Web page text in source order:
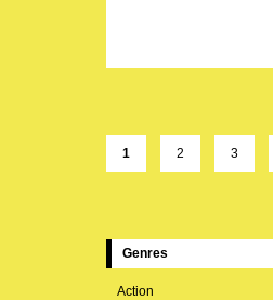
1 2 3
Genres
Action